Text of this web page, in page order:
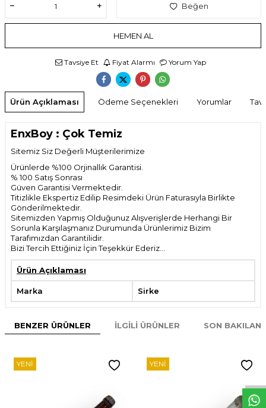
W
h
t
s
p
p
D
e
s
e
H
a
t
t
Beğen
HEMEN AL
Tavsiye Et Fiyat Alarmı Yorum Yap
Ürün Açıklaması Ödeme Seçenekleri Yorumlar
EnxBoy : Çok Temiz
Sitemiz Siz Değerli Müşterilerimize
Ürünlerde %100 Orjinallık Garantisi.
% 100 Satış Sonrası
Güven Garantisi Vermektedir.
Titizlikle Ekspertiz Edilip Resimdeki Ürün Faturasıyla Birlikte
Gönderilmektedir.
Sitemizden Yapmış Olduğunuz Alışverişlerde Herhangi Bir
Sorunla Karşılaşmanız Durumunda Ürünlerimiz Bizim
Tarafımızdan Garantilidir.
Bizi Tercih Ettiğiniz İçin Teşekkür Ederiz...
Ürün Açıklaması
Marka Sirke
BENZER ÜRÜNLER İLGILI ÜRÜNLER SON
YENI YENI